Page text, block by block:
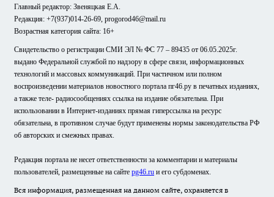
Главный редактор: Звеняцкая Е.А.
Редакция: +7(937)014-26-69, progorod46@mail.ru
Возрастная категория сайта: 16+
Свидетельство о регистрации СМИ ЭЛ № ФС 77 – 89435 от 06.05.2025г.
выдано Федеральной службой по надзору в сфере связи, информационных
технологий и массовых коммуникаций. При частичном или полном
воспроизведении материалов новостного портала пг46.ру в печатных изданиях,
а также теле- радиосообщениях ссылка на издание обязательна. При
использовании в Интернет-изданиях прямая гиперссылка на ресурс
обязательна, в противном случае будут применены нормы законодательства РФ
об авторских и смежных правах.
Редакция портала не несет ответственности за комментарии и материалы
пользователей, размещенные на сайте pg46.ru и его субдоменах.
Вся информация, размещенная на данном сайте, охраняется в